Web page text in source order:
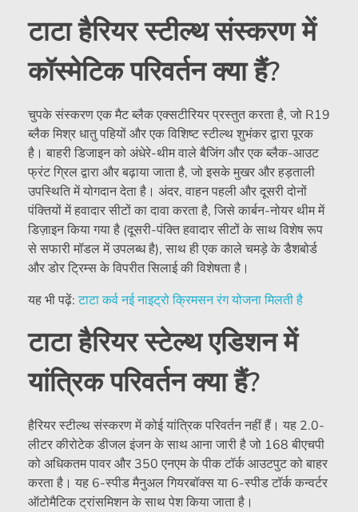
टाटा हैरियर स्टील्थ संस्करण में
कॉस्मेटिक परिवर्तन क्या हैं?
चुपके संस्करण एक मैट ब्लैक एक्सटीरियर प्रस्तुत करता है, जो R19
ब्लैक मिश्र धातु पहियों और एक विशिष्ट स्टील्थ शुभंकर द्वारा पूरक
है। बाहरी डिजाइन को अंधेरे-थीम वाले बैजिंग और एक ब्लैक-आउट
फ्रंट ग्रिल द्वारा और बढ़ाया जाता है, जो इसके मुखर और हड़ताली
उपस्थिति में योगदान देता है। अंदर, वाहन पहली और दूसरी दोनों
पंक्तियों में हवादार सीटों का दावा करता है, जिसे कार्बन-नोयर थीम में
डिज़ाइन किया गया है (दूसरी-पंक्ति हवादार सीटों के साथ विशेष रूप
से सफारी मॉडल में उपलब्ध है), साथ ही एक काले चमड़े के डैशबोर्ड
और डोर ट्रिम्स के विपरीत सिलाई की विशेषता है।
यह भी पढ़ें:टाटा कर्वनई नाइट्रो क्रिमसन रंग योजना मिलती है
टाटा हैरियर स्टेल्थ एडिशन में
यांत्रिक परिवर्तन क्या हैं?
हैरियर स्टील्थ संस्करण में कोई यांत्रिक परिवर्तन नहीं हैं। यह 2.0-
लीटर कीरोटेक डीजल इंजन के साथ आना जारी है जो 168 बीएचपी
को अधिकतम पावर और 350 एनएम के पीक टॉर्क आउटपुट को बाहर
करता है। यह 6-स्पीड मैनुअल गियरबॉक्स या 6-स्पीड टॉर्क कन्वर्टर
ऑटोमैटिक ट्रांसमिशन के साथ पेश किया जाता है।